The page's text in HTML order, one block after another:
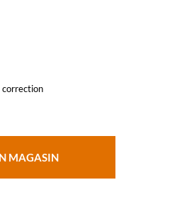
correction
MAGASIN